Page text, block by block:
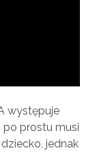
występuje
po prostu musi
jednak